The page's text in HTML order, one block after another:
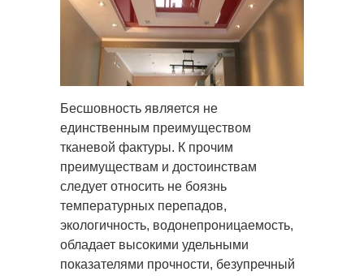
Бесшовность является не
единственным преимуществом
тканевой фактуры. К прочим
преимуществам и достоинствам
следует относить не боязнь
температурных перепадов,
экологичность, водонепроницаемость,
обладает высокими удельными
показателями прочности, безупречный